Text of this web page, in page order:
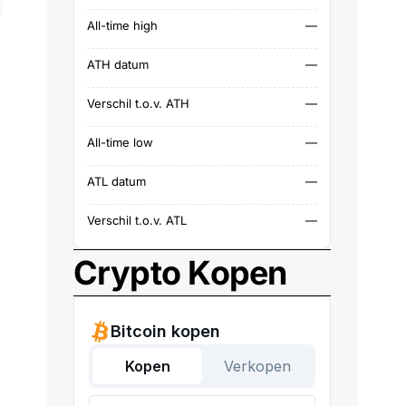
All-time high —
ATH datum —
Verschil t.o.v. ATH —
All-time low —
ATL datum —
Verschil t.o.v. ATL —
Crypto Kopen